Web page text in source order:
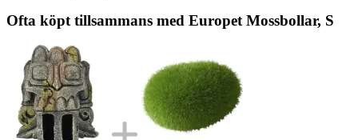
Ofta köpt tillsammans med Europet Mossbollar, S